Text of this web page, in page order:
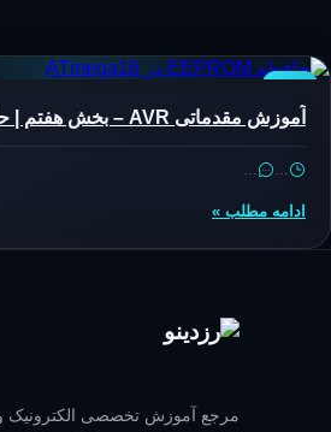
AVR
آموزش مقدماتی AVR – بخش هفتم | حافظه EEPROM
…
…
ادامه مطلب »
مرجع آموزش تخصصی الکترونیک و